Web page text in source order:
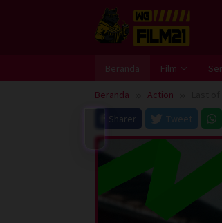
Beranda Film
Beranda Action
Sharer Tweet